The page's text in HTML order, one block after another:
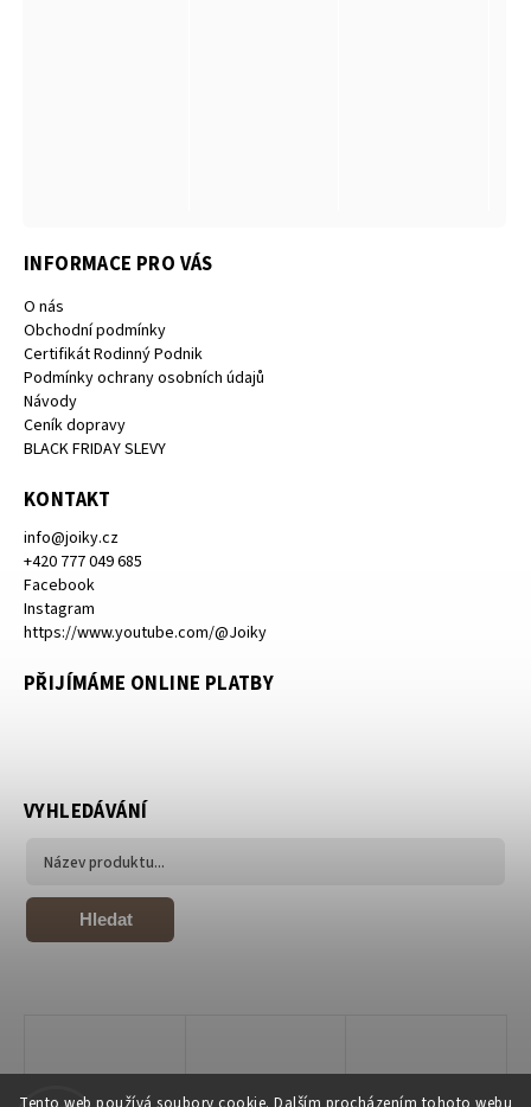
INFORMACE PRO VÁS
O nás
Obchodní podmínky
Certifikát Rodinný Podnik
Podmínky ochrany osobních údajů
Návody
Ceník dopravy
BLACK FRIDAY SLEVY
KONTAKT
info@joiky.cz
+420 777 049 685
Facebook
Instagram
https://www.youtube.com/@Joiky
PŘIJÍMÁME ONLINE PLATBY
VYHLEDÁVÁNÍ
Hledat